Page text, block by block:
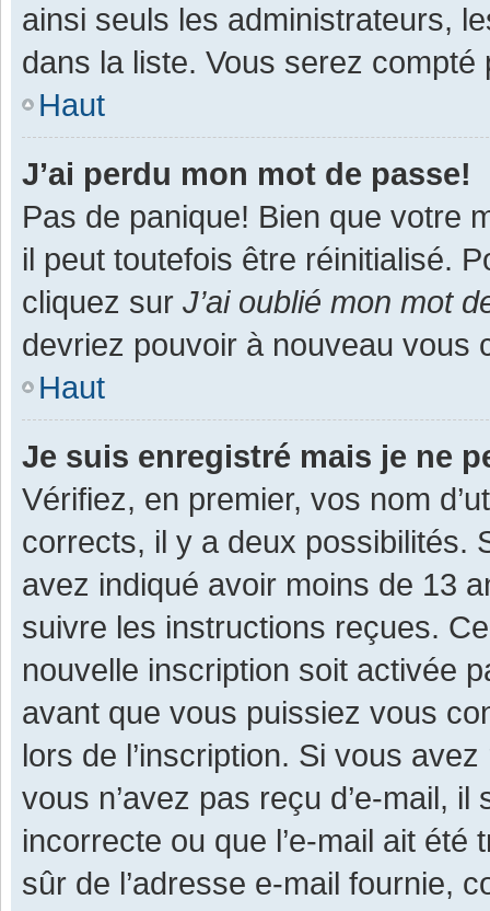
ainsi seuls les administrateurs,
dans la liste. Vous serez
Haut
J’ai perdu mon mot de passe!
Pas de panique! Bien que votre
il peut toutefois être réinitialisé.
cliquez sur J’ai oublié mon mot
devriez pouvoir à nouveau vous
Haut
Je suis enregistré mais je ne
Vérifiez, en premier, vos nom
corrects, il y a deux possibilités.
avez indiqué avoir moins de 13
suivre les instructions reçues.
nouvelle inscription soit activée
avant que vous puissiez vous
lors de l’inscription. Si vous
vous n’avez pas reçu d’e-mail,
incorrecte ou que l’e-mail ait
sûr de l’adresse e-mail fournie,